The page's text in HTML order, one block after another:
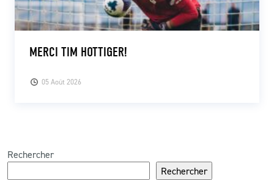
05 Août 2026
MERCI TIM HOTTIGER!
Rechercher
Rechercher